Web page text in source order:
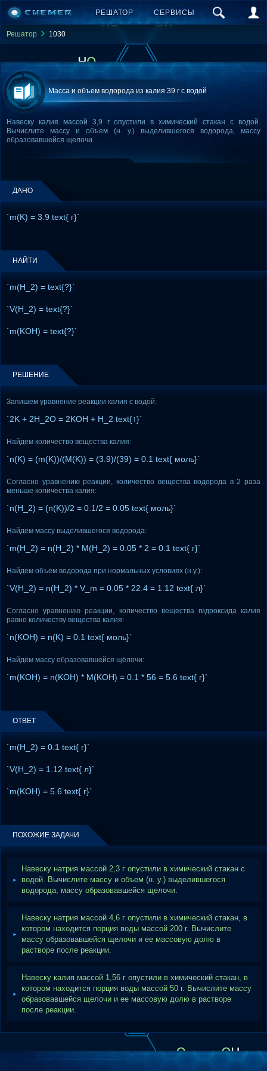
РЕШАТОР СЕРВИСЫ
Решатор 1030
Масса и объем водорода из калия 39 г с водой
Навеску калия массой 3,9 г опустили в химический стакан с водой.
Вычислите массу и объем (н. у.) выделившегося водорода, массу
образовавшейся щелочи.
ДАНО
`m(K) = 3.9 text{ г}`
НАЙТИ
`m(H_2) = text{?}`
`V(H_2) = text{?}`
`m(KOH) = text{?}`
РЕШЕНИЕ
Запишем уравнение реакции калия с водой:
`2K + 2H_2O = 2KOH + H_2 text{↑}`
Найдём количество вещества калия:
`n(K) = (m(K))/(M(K)) = (3.9)/(39) = 0.1 text{ моль}`
Согласно уравнению реакции, количество вещества водорода в 2 раза
меньше количества калия:
`n(H_2) = (n(K))/2 = 0.1/2 = 0.05 text{ моль}`
Найдём массу выделившегося водорода:
`m(H_2) = n(H_2) * M(H_2) = 0.05 * 2 = 0.1 text{ г}`
Найдём объём водорода при нормальных условиях (н.у.):
`V(H_2) = n(H_2) * V_m = 0.05 * 22.4 = 1.12 text{ л}`
Согласно уравнению реакции, количество вещества гидроксида калия
равно количеству вещества калия:
`n(KOH) = n(K) = 0.1 text{ моль}`
Найдём массу образовавшейся щёлочи:
`m(KOH) = n(KOH) * M(KOH) = 0.1 * 56 = 5.6 text{ г}`
ОТВЕТ
`m(H_2) = 0.1 text{ г}`
`V(H_2) = 1.12 text{ л}`
`m(KOH) = 5.6 text{ г}`
ПОХОЖИЕ ЗАДАЧИ
Навеску натрия массой 2,3 г опустили в химический стакан с
водой. Вычислите массу и объем (н. у.) выделившегося
водорода, массу образовавшейся щелочи.
Навеску натрия массой 4,6 г опустили в химический стакан, в
котором находится порция воды массой 200 г. Вычислите
массу образовавшейся щелочи и ее массовую долю в
растворе после реакции.
Навеску калия массой 1,56 г опустили в химический стакан, в
котором находится порция воды массой 50 г. Вычислите массу
образовавшейся щелочи и ее массовую долю в растворе
после реакции.